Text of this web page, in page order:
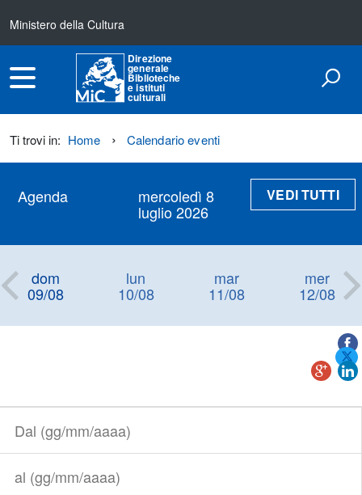
Ministero della Cultura
Direzione
generale
Biblioteche
e istituti
culturali
Ti trovi in: Home Calendario eventi
Agenda mercoledì 8
luglio 2026
VEDI TUTTI
dom
09/08
lun
10/08
mar
11/08
mer
12/08
Dal
(gg/mm/aaaa)